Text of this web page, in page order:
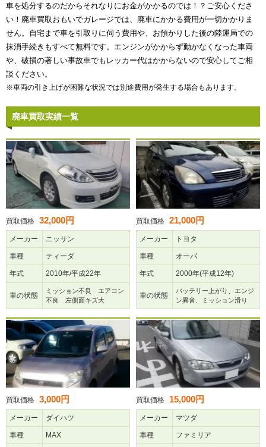
車を処分するのだからそれなりにお金がかかるのでは！？ご安心くださ
い！廃車買取おもいでガレージでは、廃車にかかる費用が一切かかりま
せん。自宅まで車を引取りに伺う費用や、お預かりした後の陸運局での
抹消手続きもすべて無料です。エンジンがかからず動かなくなった車両
や、破損の著しい事故車でもレッカー代はかからないので安心してご相
談ください。
※車両の引き上げが困難な状況では別途費用が発生する場合もあります。
廃車買取実績一覧
買取価格 32,000円
メーカー ニッサン
車種 ティーダ
年式 2010年/平成22年
車の状態
ミッション不良 エアコン
不良 左側面キズ大
買取価格 21,000円
メーカー トヨタ
車種 オーパ
年式 2000年(平成12年)
車の状態
バッテリー上がり、エンジ
ン異音、ミッション滑り
買取価格 3,000円
メーカー ダイハツ
車種 MAX
買取価格 15,000円
メーカー マツダ
車種 ファミリア